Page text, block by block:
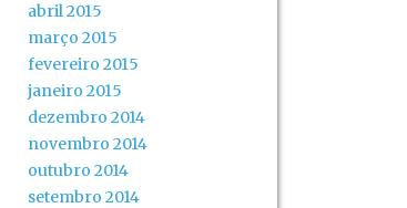
abril 2015
março 2015
fevereiro 2015
janeiro 2015
dezembro 2014
novembro 2014
outubro 2014
setembro 2014